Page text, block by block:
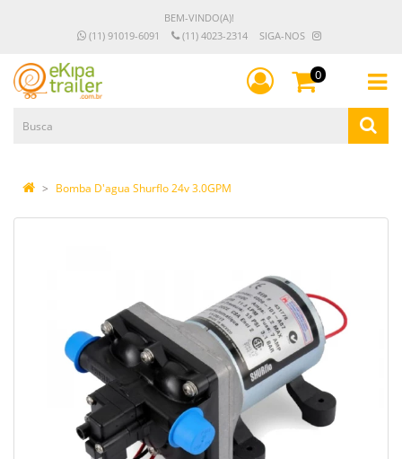
BEM-VINDO(A)!
(11) 91019-6091
(11) 4023-2314 SIGA-NOS
0
Bomba D'agua Shurflo 24v 3.0GPM